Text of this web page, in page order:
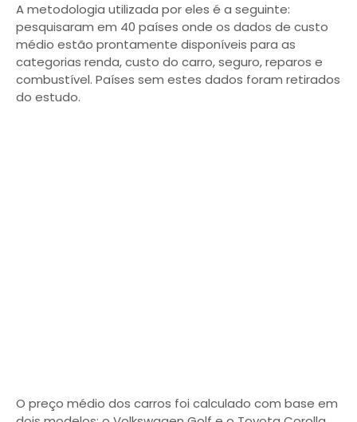
A metodologia utilizada por eles é a seguinte:
pesquisaram em 40 países onde os dados de custo
médio estão prontamente disponíveis para as
categorias renda, custo do carro, seguro, reparos e
combustível. Países sem estes dados foram retirados
do estudo.
O preço médio dos carros foi calculado com base em